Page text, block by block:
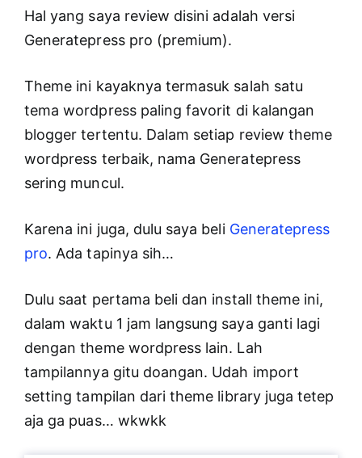
Hal yang saya review disini adalah versi
Generatepress pro (premium).
Theme ini kayaknya termasuk salah satu
tema wordpress paling favorit di kalangan
blogger tertentu. Dalam setiap review theme
wordpress terbaik, nama Generatepress
sering muncul.
Karena ini juga, dulu saya beli Generatepress
pro. Ada tapinya sih…
Dulu saat pertama beli dan install theme ini,
dalam waktu 1 jam langsung saya ganti lagi
dengan theme wordpress lain. Lah
tampilannya gitu doangan. Udah import
setting tampilan dari theme library juga tetep
aja ga puas… wkwkk